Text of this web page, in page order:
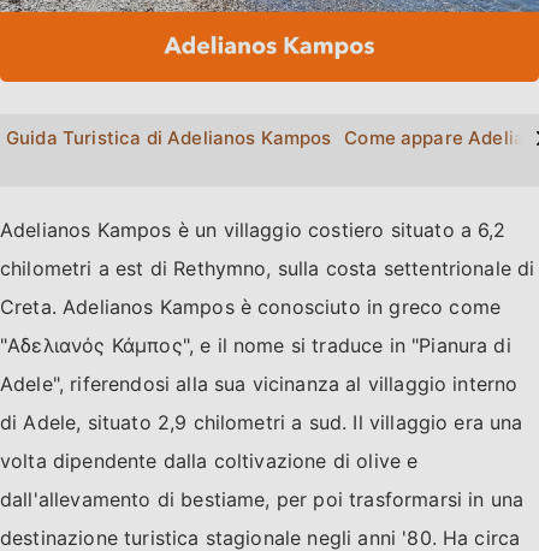
Guida Turistica di Adelianos Kampos Come appare
Adelianos Kampos è un villaggio costiero situato a 6,2
chilometri a est di Rethymno, sulla costa settentrionale di
Creta. Adelianos Kampos è conosciuto in greco come
"Αδελιανός Κάμπος", e il nome si traduce in "Pianura di
Adele", riferendosi alla sua vicinanza al villaggio interno
di Adele, situato 2,9 chilometri a sud. Il villaggio era una
volta dipendente dalla coltivazione di olive e
dall'allevamento di bestiame, per poi trasformarsi in una
destinazione turistica stagionale negli anni '80. Ha circa